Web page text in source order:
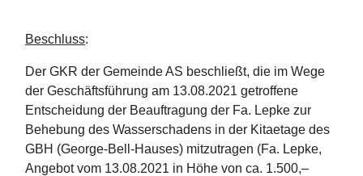
Beschluss:
Der GKR der Gemeinde AS beschließt, die im Wege
der Geschäftsführung am 13.08.2021 getroffene
Entscheidung der Beauftragung der Fa. Lepke zur
Behebung des Wasserschadens in der Kitaetage des
GBH (George-Bell-Hauses) mitzutragen (Fa. Lepke,
Angebot vom 13.08.2021 in Höhe von ca. 1.500,–